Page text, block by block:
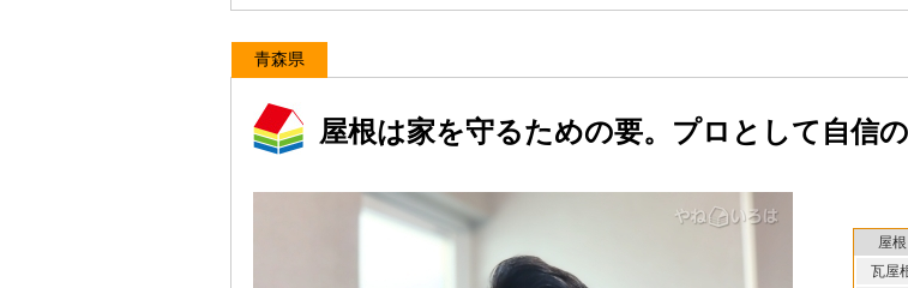
青森県
屋根は家を守るための要。プロとして自信
屋根
瓦屋